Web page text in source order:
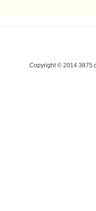
Copyright © 2014